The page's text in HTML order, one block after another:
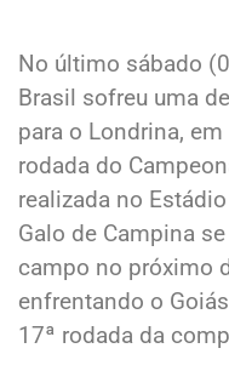
No último sábado
Brasil sofreu uma
para o Londrina,
rodada do
realizada no
Galo de Campina
campo no próximo
enfrentando o
17ª rodada da